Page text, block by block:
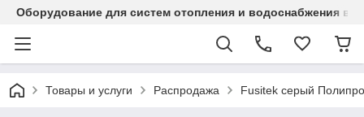
Оборудование для систем отопления и водоснабжения в
Товары и услуги Распродажа Fusitek серый